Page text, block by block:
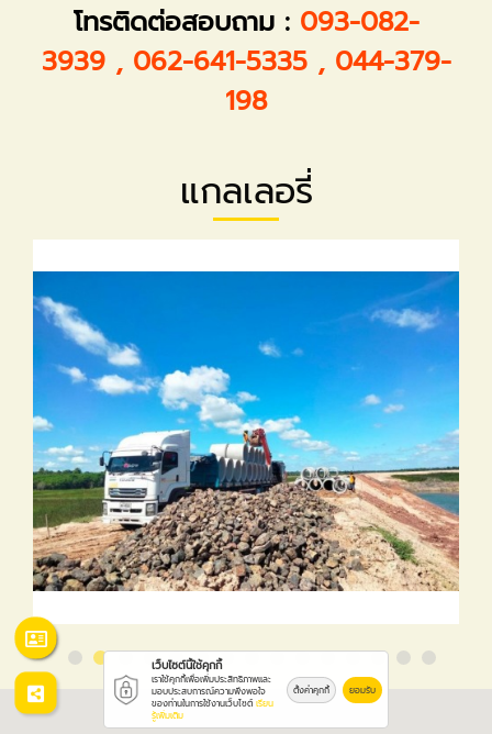
โทรติดต่อสอบถาม : 093-082-
3939 , 062-641-5335 , 044-379-
198
แกลเลอรี่
เว็บไซต์นี้ใช้คุกกี้
เราใช้คุกกี้เพื่อเพิ่มประสิทธิภาพและ
มอบประสบการณ์ความพึงพอใจ
ของท่านในการใช้งานเว็บไซต์ เรียน
รู้เพิ่มเติม
ตั้งค่าคุกกี้ ยอมรับ